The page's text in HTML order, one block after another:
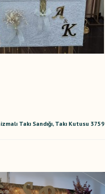
Takı Sandığı, Takı Kutusu 3759